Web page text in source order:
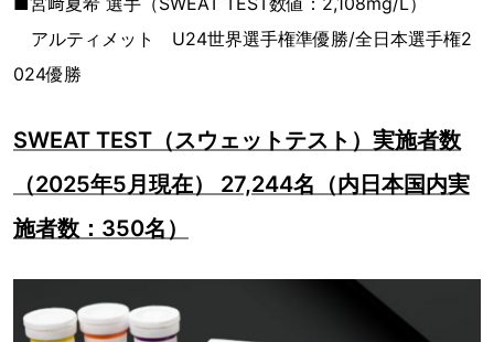
アルティメット U24世界選手権準優勝/全日本選手権2
024優勝
SWEAT TEST（スウェットテスト）実施者数
（2025年5月現在） 27,244名（内日本国内実
施者数：350名）